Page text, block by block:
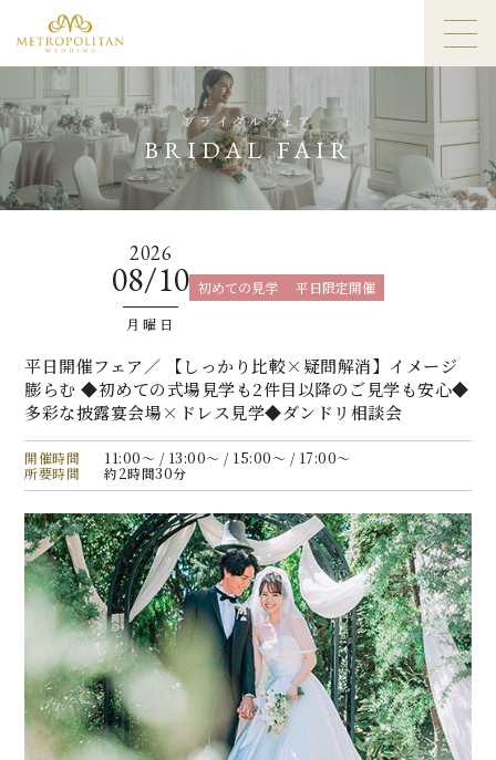
ブライダルフェア
BRIDAL FAIR
2026
08/10
月曜日
初めての見学 平日限定開催
平日開催フェア／ 【しっかり比較×疑問解消】イメージ
膨らむ ◆初めての式場見学も2件目以降のご見学も安心◆
多彩な披露宴会場×ドレス見学◆ダンドリ相談会
開催時間
11:00〜 / 13:00〜 / 15:00〜 / 17:00〜
所要時間
約2時間30分